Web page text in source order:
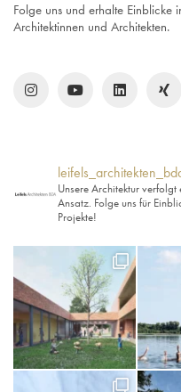
Folge uns und erhalte Einblicke
Architektinnen und Architekten.
Unsere Architektur
Ansatz. Folge uns für
Projekte!